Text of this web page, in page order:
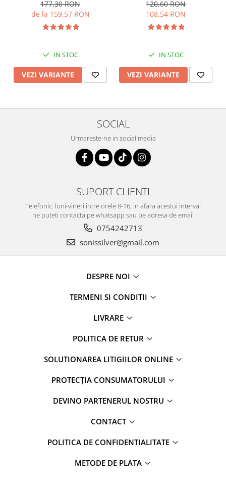
177,30 RON
de la 159,57 RON
IN STOC
VEZI VARIANTE
120,60 RON
108,54 RON
IN STOC
VEZI VARIANTE
SOCIAL
Urmareste-ne in social media
SUPORT CLIENTI
Telefonic: luni-vineri intre orele 8-16, in afara acestui interval
ne puteti contacta pe whatsapp sau pe adresa de email
0754242713
sonissilver@gmail.com
DESPRE NOI
TERMENI SI CONDITII
LIVRARE
POLITICA DE RETUR
SOLUTIONAREA LITIGIILOR ONLINE
PROTECȚIA CONSUMATORULUI
DEVINO PARTENERUL NOSTRU
CONTACT
POLITICA DE CONFIDENTIALITATE
METODE DE PLATA